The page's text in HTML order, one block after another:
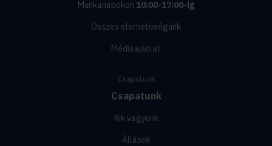
Munkanapokon 10:00-17:00-ig
Összes elérhetőségünk
Médiaajánlat
Csapatunk
Csapatunk
Kik vagyunk
Állások